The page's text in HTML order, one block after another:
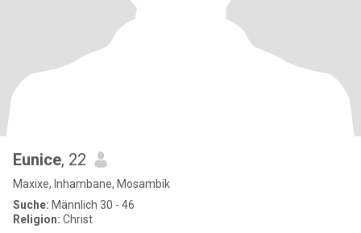
Eunice, 22
Maxixe, Inhambane, Mosambik
Suche: Männlich 30 - 46
Religion: Christ